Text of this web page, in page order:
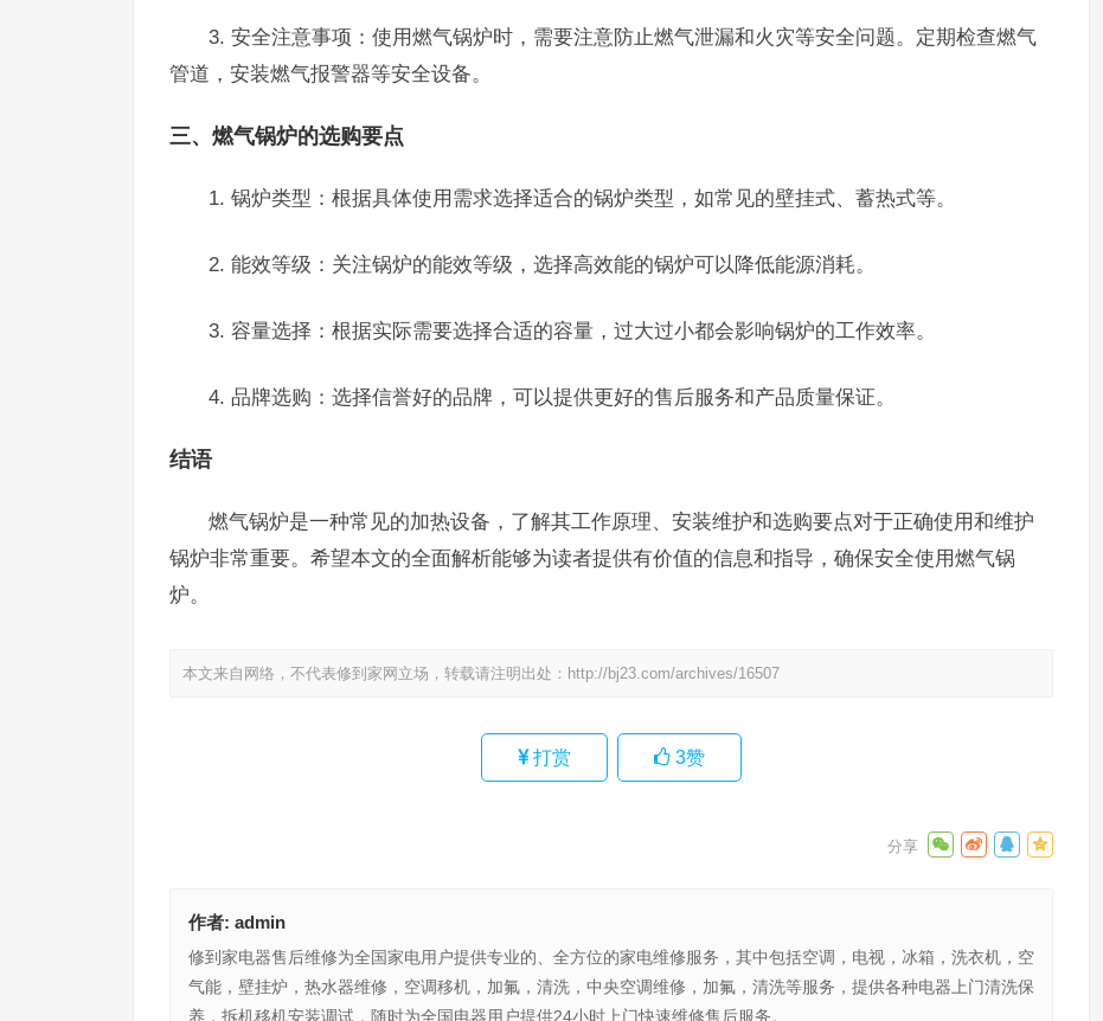
3. 安全注意事项：使用燃气锅炉时，需要注意防止燃气泄漏和火灾等安全问题。定期检查燃气
管道，安装燃气报警器等安全设备。
三、燃气锅炉的选购要点
1. 锅炉类型：根据具体使用需求选择适合的锅炉类型，如常见的壁挂式、蓄热式等。
2. 能效等级：关注锅炉的能效等级，选择高效能的锅炉可以降低能源消耗。
3. 容量选择：根据实际需要选择合适的容量，过大过小都会影响锅炉的工作效率。
4. 品牌选购：选择信誉好的品牌，可以提供更好的售后服务和产品质量保证。
结语
燃气锅炉是一种常见的加热设备，了解其工作原理、安装维护和选购要点对于正确使用和维护
锅炉非常重要。希望本文的全面解析能够为读者提供有价值的信息和指导，确保安全使用燃气锅
炉。
本文来自网络，不代表修到家网立场，转载请注明出处： http://bj23.com/archives/16507
打赏 3赞
作者: admin
修到家电器售后维修为全国家电用户提供专业的、全方位的家电维修服务，其中包括空调，电视，冰箱，洗衣机，空
气能，壁挂炉，热水器维修，空调移机，加氟，清洗，中央空调维修，加氟，清洗等服务，提供各种电器上门清洗保
养，拆机移机安装调试，随时为全国电器用户提供24小时上门快速维修售后服务。